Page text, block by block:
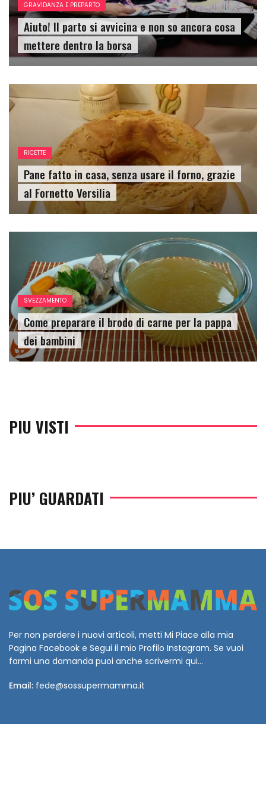
GRAVIDANZA E PREPARTO
Aiuto! Il parto si avvicina e non so ancora cosa
mettere dentro la borsa
RICETTE
Pane fatto in casa, senza usare il forno, grazie
al Fornetto Versilia
SVEZZAMENTO
Come preparare il brodo di carne per la pappa
dei bambini
PIU VISTI
PIU’ GUARDATI
Per non perdere i nuovi articoli, metti Mi Piace alla mia
Pagina Facebook e Segui il mio Profilo Instagram. Se vuoi
farmi una domanda puoi anche scrivermi qui...
Email: fede@sossupermamma.it
SEGUIMI SU INSTAGRAM